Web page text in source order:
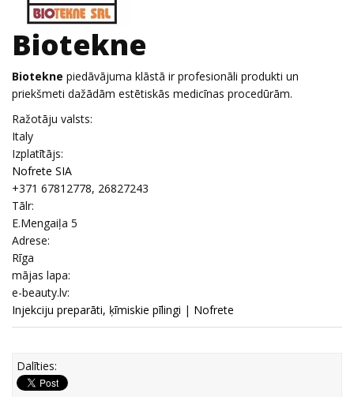
Biotekne
Biotekne piedāvājuma klāstā ir profesionāli produkti un
priekšmeti dažādām estētiskās medicīnas procedūrām.
Ražotāju valsts:
Italy
Izplatītājs:
Nofrete SIA
+371 67812778, 26827243
Tālr:
E.Mengaiļa 5
Adrese:
Rīga
mājas lapa:
e-beauty.lv:
Injekciju preparāti, ķīmiskie pīlingi | Nofrete
Dalīties: